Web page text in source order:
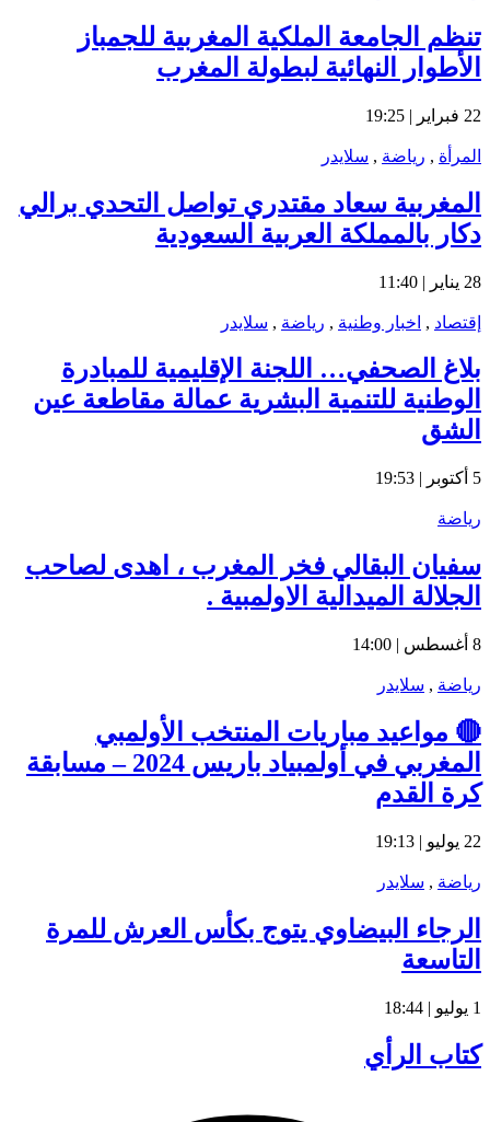
تنظم الجامعة الملكية المغربية للجمباز
الأطوار النهائية لبطولة المغرب
22 فبراير | 19:25
المرأة , رياضة , سلايدر
المغربية سعاد مقتدري تواصل التحدي برالي
دكار بالمملكة العربية السعودية
28 يناير | 11:40
إقتصاد , اخبار وطنية , رياضة , سلايدر
بلاغ الصحفي… اللجنة الإقليمية للمبادرة
الوطنية للتنمية البشرية عمالة مقاطعة عين
الشق
5 أكتوبر | 19:53
رياضة
سفيان البقالي فخر المغرب ، اهدى لصاحب
الجلالة الميدالية الاولمبية .
8 أغسطس | 14:00
رياضة , سلايدر
🔴 مواعيد مباريات المنتخب الأولمبي
المغربي في أولمبياد باريس 2024 – مسابقة
كرة القدم
22 يوليو | 19:13
رياضة , سلايدر
الرجاء البيضاوي يتوج بكأس العرش للمرة
التاسعة
1 يوليو | 18:44
كتاب الرأي